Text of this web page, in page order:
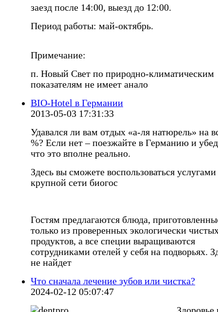
заезд после 14:00, выезд до 12:00.
Период работы: май-октябрь.
Примечание:
п. Новый Свет по природно-климатическим
показателям не имеет анало
BIO-Hotel в Германии
2013-05-03 17:31:33
Удавался ли вам отдых «а-ля натюрель» на
%? Если нет – поезжайте в Германию и
что это вполне реально.
Здесь вы сможете воспользоваться
крупной сети биогос
Гостям предлагаются блюда,
только из проверенных экологически
продуктов, а все специи выращиваются
сотрудниками отелей у себя на подворьях.
не найдет
Что сначала лечение зубов или чистка?
2024-02-12 05:07:47